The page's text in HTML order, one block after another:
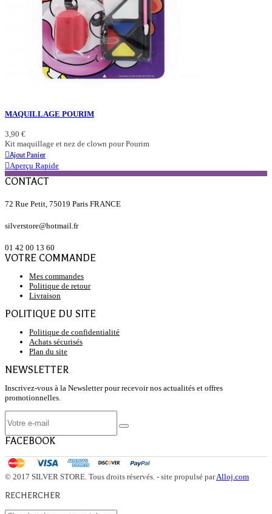
MAQUILLAGE POURIM
3,90 €
Kit maquillage et nez de clown pour Pourim
Ajout Panier
Aperçu Rapide
CONTACT
72 Rue Petit, 75019 Paris FRANCE
silverstore@hotmail.fr
01 42 00 13 60
VOTRE COMMANDE
Mes commandes
Politique de retour
Livraison
POLITIQUE DU SITE
Politique de confidentialité
Achats sécurisés
Plan du site
NEWSLETTER
Inscrivez-vous à la Newsletter pour recevoir nos actualités et offres
promotionnelles.
FACEBOOK
© 2017 SILVER STORE. Tous droits réservés. - site propulsé parAlloj.com
RECHERCHER